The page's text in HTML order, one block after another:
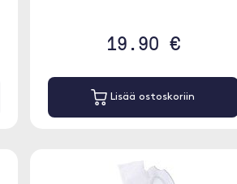
19.90 €
Lisää ostoskoriin